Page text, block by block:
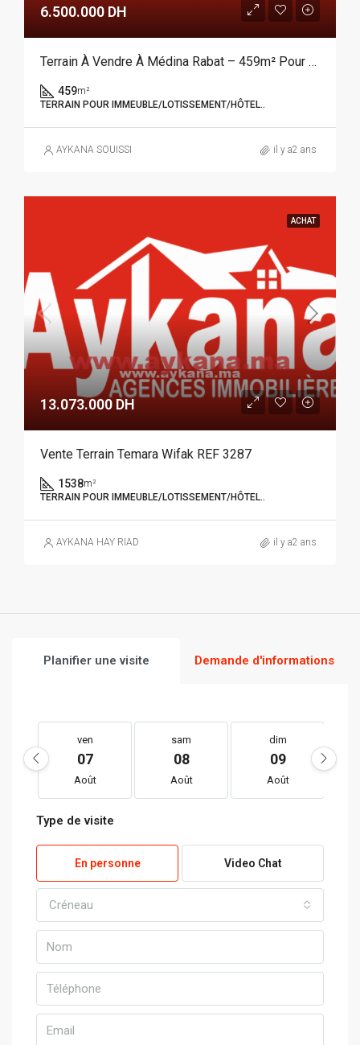
6.500.000 DH
Terrain À Vendre À Médina Rabat – 459m² Pour Riad Ou Hôtel | AYKANA Agences Immobilières REF 3965
459m²
TERRAIN POUR IMMEUBLE/LOTISSEMENT/HÔTEL..
AYKANA SOUISSI il y a2 ans
ACHAT
13.073.000 DH
Vente Terrain Temara Wifak REF 3287
1538m²
TERRAIN POUR IMMEUBLE/LOTISSEMENT/HÔTEL..
AYKANA HAY RIAD il y a2 ans
Planifier une visite Demande d'informations
ven
07
Août
sam
08
Août
dim
09
Août
Type de visite
En personne Video Chat
Créneau